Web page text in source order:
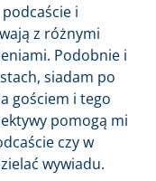
i
z różnymi
Podobnie i
siadam po
gościem i tego
pomogą mi
czy w
wywiadu.